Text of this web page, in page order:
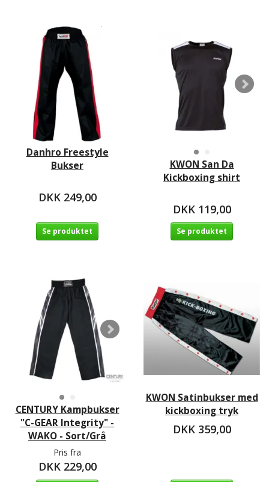
Danhro Freestyle
Bukser
DKK 249,00
Se produktet
KWON San Da
Kickboxing shirt
DKK 119,00
Se produktet
CENTURY Kampbukser
"C-GEAR Integrity" -
WAKO - Sort/Grå
Pris fra
DKK 229,00
KWON Satinbukser med
kickboxing tryk
DKK 359,00